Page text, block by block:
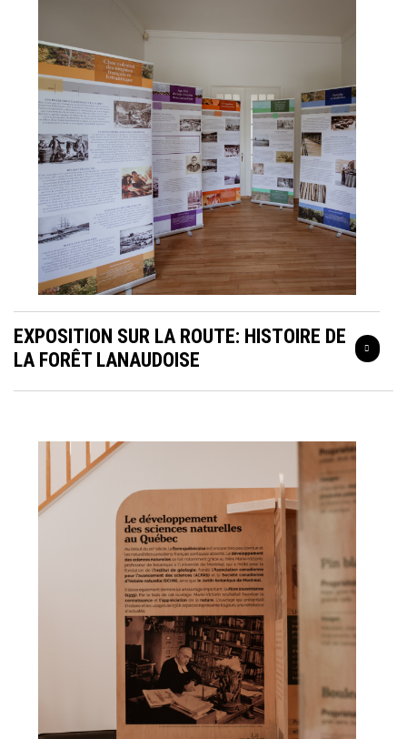
EXPOSITION SUR LA ROUTE: HISTOIRE DE
LA FORÊT LANAUDOISE